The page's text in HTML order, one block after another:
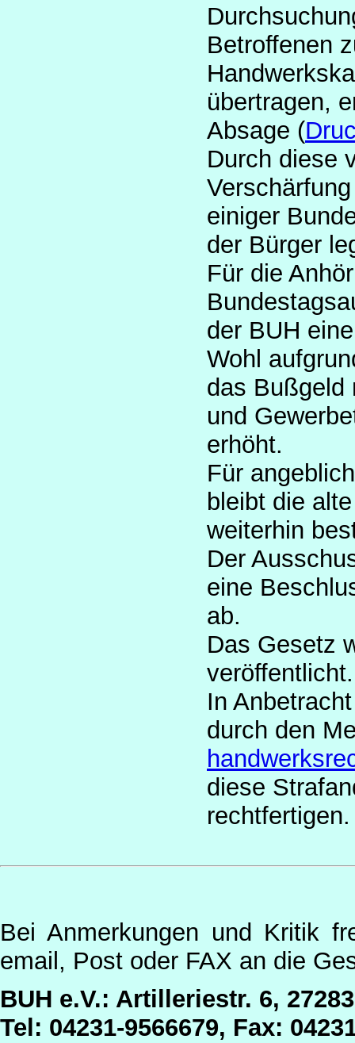
Betroffenen
übertragen,
Absage (
Durch diese
einiger
der Bürger
Für die
der BUH
Wohl
das Bußgeld
und
erhöht.
Für
bleibt die
weiterhin
Der
eine
ab.
Das Gesetz
veröffentlicht.
In
durch den
diese
rechtfertigen.
Bei Anmerkungen und Kritik
email, Post oder FAX an die
BUH e.V.: Artilleriestr. 6,
Tel: 04231-9566679, Fax: